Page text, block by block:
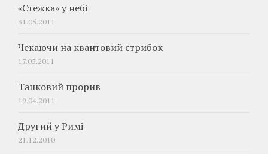
«Стежка» у небі
31.05.2011
Чекаючи на квантовий стрибок
17.05.2011
Танковий прорив
19.04.2011
Другий у Римі
21.12.2010